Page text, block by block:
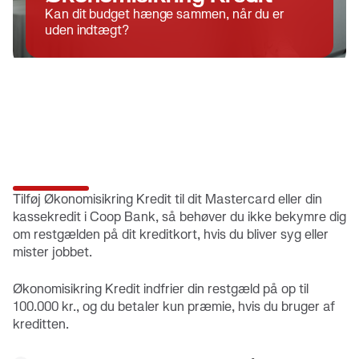
Kan dit budget hænge sammen, når du er
uden indtægt?
Tilføj Økonomisikring Kredit til dit Mastercard eller din
kassekredit i Coop Bank, så behøver du ikke bekymre dig
om restgælden på dit kreditkort, hvis du bliver syg eller
mister jobbet.
Økonomisikring Kredit indfrier din restgæld på op til
100.000 kr., og du betaler kun præmie, hvis du bruger af
kreditten.